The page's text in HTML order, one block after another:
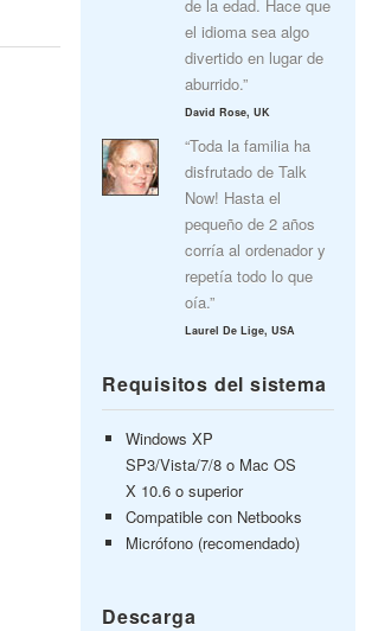
de la edad. Hace que
el idioma sea algo
divertido en lugar de
aburrido.”
David Rose, UK
“Toda la familia ha
disfrutado de Talk
Now! Hasta el
pequeño de 2 años
corría al ordenador y
repetía todo lo que
oía.”
Laurel De Lige, USA
Requisitos del sistema
Windows XP
SP3/Vista/7/8 o Mac OS
X 10.6 o superior
Compatible con Netbooks
Micrófono (recomendado)
Descarga